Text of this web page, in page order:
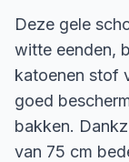
Deze gele
witte eenden,
katoenen stof
goed
bakken.
van 75 cm